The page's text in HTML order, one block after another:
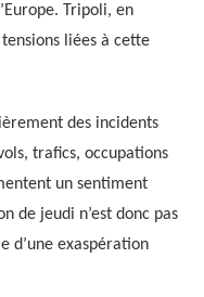
Tripoli, en
liées à cette
des incidents
trafics, occupations
un sentiment
de jeudi n’est donc pas
d’une exaspération